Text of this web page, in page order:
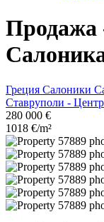
Продажа
Греция Салоники
Ставруполи - Центр
280 000 €
1018 €/m²